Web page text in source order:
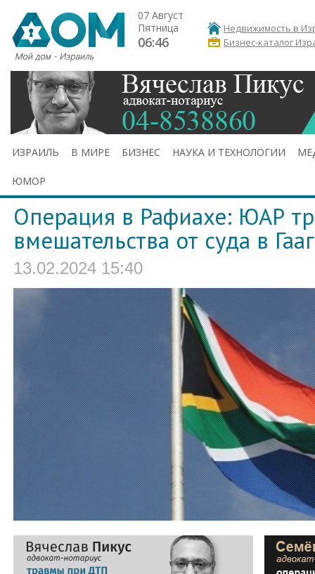
07 Август
Пятница
06:46
Недвижимость в
Бизнес-каталог
ИЗРАИЛЬ В МИРЕ БИЗНЕС НАУКА И ТЕХНОЛОГИИ
ЮМОР
Операция в Рафиахе: ЮАР
вмешательства от суда в
13.02.2024 15:40